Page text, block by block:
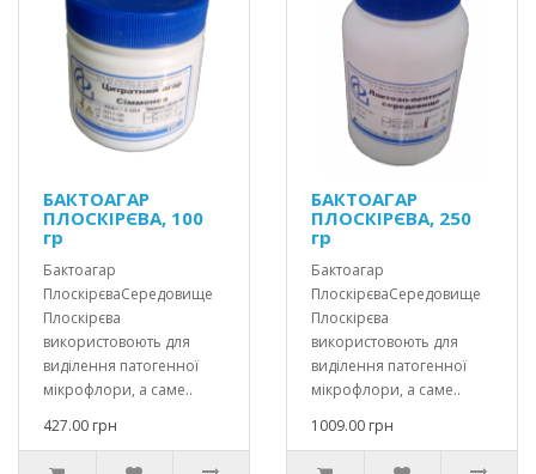
БАКТОАГАР
ПЛОCКІРЄВА, 100
гр
Бактоагар
ПлоскірєваСередовище
Плоскірєва
використовоють для
виділення патогенної
мікрофлори, а саме..
427.00 грн
БАКТОАГАР
ПЛОCКІРЄВА, 250
гр
Бактоагар
ПлоскірєваСередовище
Плоскірєва
використовоють для
виділення патогенної
мікрофлори, а саме..
1009.00 грн